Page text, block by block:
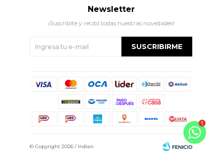
Newsletter
¡Suscribite y recibí todas nuestras novedades!
SUSCRIBIRME
© Copyright 2026 / Indian